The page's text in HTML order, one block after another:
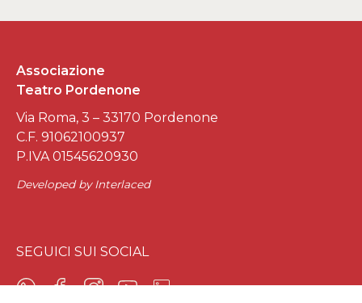
Associazione
Teatro Pordenone
Via Roma, 3 – 33170 Pordenone
C.F. 91062100937
P.IVA 01545620930
Developed by Interlaced
SEGUICI SUI SOCIAL